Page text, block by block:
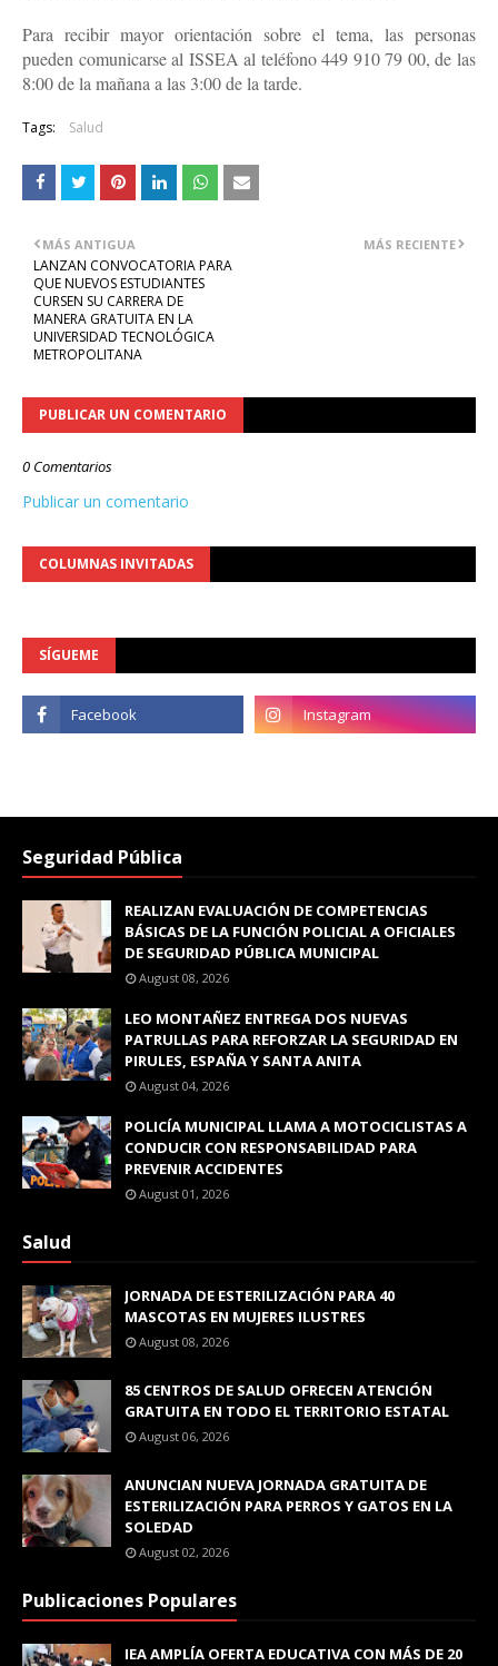
Para recibir mayor orientación sobre el tema, las personas
pueden comunicarse al ISSEA al teléfono 449 910 79 00, de las
8:00 de la mañana a las 3:00 de la tarde.
Tags: Salud
MÁS RECIENTE
MÁS ANTIGUA
LANZAN CONVOCATORIA PARA
QUE NUEVOS ESTUDIANTES
CURSEN SU CARRERA DE
MANERA GRATUITA EN LA
UNIVERSIDAD TECNOLÓGICA
METROPOLITANA
PUBLICAR UN COMENTARIO
0 Comentarios
Publicar un comentario
COLUMNAS INVITADAS
SÍGUEME
Seguridad Pública
REALIZAN EVALUACIÓN DE COMPETENCIAS
BÁSICAS DE LA FUNCIÓN POLICIAL A OFICIALES
DE SEGURIDAD PÚBLICA MUNICIPAL
August 08, 2026
LEO MONTAÑEZ ENTREGA DOS NUEVAS
PATRULLAS PARA REFORZAR LA SEGURIDAD EN
PIRULES, ESPAÑA Y SANTA ANITA
August 04, 2026
POLICÍA MUNICIPAL LLAMA A MOTOCICLISTAS A
CONDUCIR CON RESPONSABILIDAD PARA
PREVENIR ACCIDENTES
August 01, 2026
Salud
JORNADA DE ESTERILIZACIÓN PARA 40
MASCOTAS EN MUJERES ILUSTRES
August 08, 2026
85 CENTROS DE SALUD OFRECEN ATENCIÓN
GRATUITA EN TODO EL TERRITORIO ESTATAL
August 06, 2026
ANUNCIAN NUEVA JORNADA GRATUITA DE
ESTERILIZACIÓN PARA PERROS Y GATOS EN LA
SOLEDAD
August 02, 2026
Publicaciones Populares
IEA AMPLÍA OFERTA EDUCATIVA CON MÁS DE 20